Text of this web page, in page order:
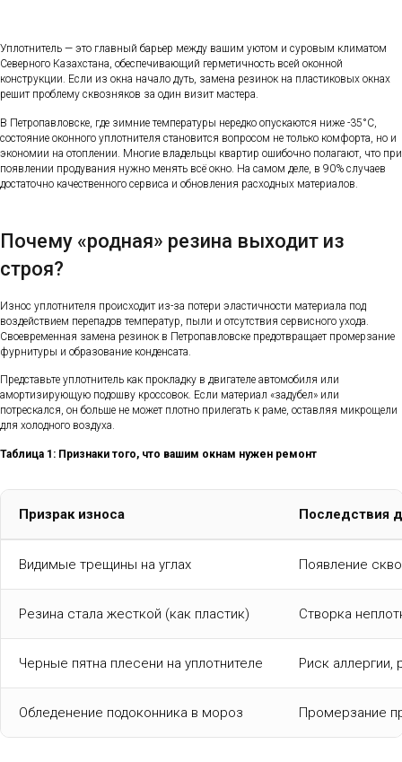
Уплотнитель — это главный барьер между вашим уютом и суровым климатом
Северного Казахстана, обеспечивающий герметичность всей оконной
конструкции. Если из окна начало дуть, замена резинок на пластиковых окнах
решит проблему сквозняков за один визит мастера.
В Петропавловске, где зимние температуры нередко опускаются ниже -35°C,
состояние оконного уплотнителя становится вопросом не только комфорта, но и
экономии на отоплении. Многие владельцы квартир ошибочно полагают, что при
появлении продувания нужно менять всё окно. На самом деле, в 90% случаев
достаточно качественного сервиса и обновления расходных материалов.
Почему «родная» резина выходит из
строя?
Износ уплотнителя происходит из-за потери эластичности материала под
воздействием перепадов температур, пыли и отсутствия сервисного ухода.
Своевременная замена резинок в Петропавловске предотвращает промерзание
фурнитуры и образование конденсата.
Представьте уплотнитель как прокладку в двигателе автомобиля или
амортизирующую подошву кроссовок. Если материал «задубел» или
потрескался, он больше не может плотно прилегать к раме, оставляя микрощели
для холодного воздуха.
Таблица 1: Признаки того, что вашим окнам нужен ремонт
Призрак износа Последствия
Видимые трещины на углах Появление
Резина стала жесткой (как пластик) Створка
Черные пятна плесени на уплотнителе Риск аллергии,
Обледенение подоконника в мороз Промерзание